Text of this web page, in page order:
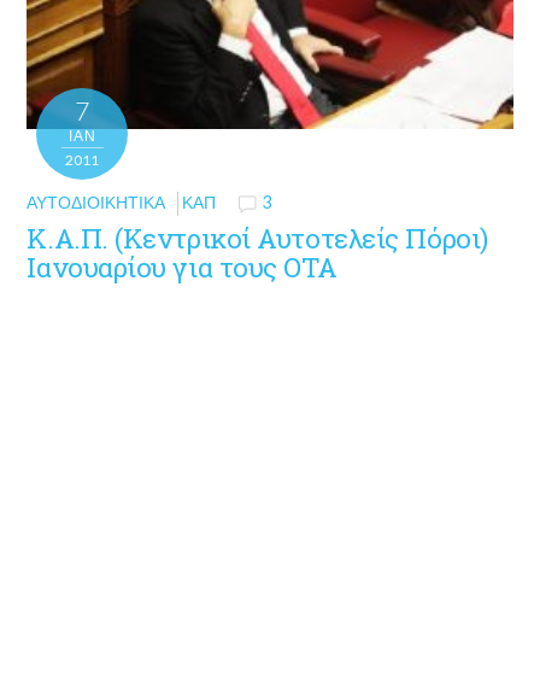
7
ΙΑΝ
2011
ΑΥΤΟΔΙΟΙΚΗΤΙΚΆ ΚΑΠ 3
Κ.Α.Π. (Κεντρικοί Αυτοτελείς Πόροι)
Ιανουαρίου για τους ΟΤΑ